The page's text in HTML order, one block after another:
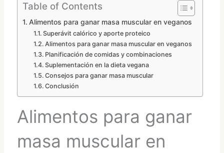
Table of Contents
Alimentos para ganar masa muscular en veganos
Superávit calórico y aporte proteico
Alimentos para ganar masa muscular en veganos
Planificación de comidas y combinaciones
Suplementación en la dieta vegana
Consejos para ganar masa muscular
Conclusión
Alimentos para ganar
masa muscular en